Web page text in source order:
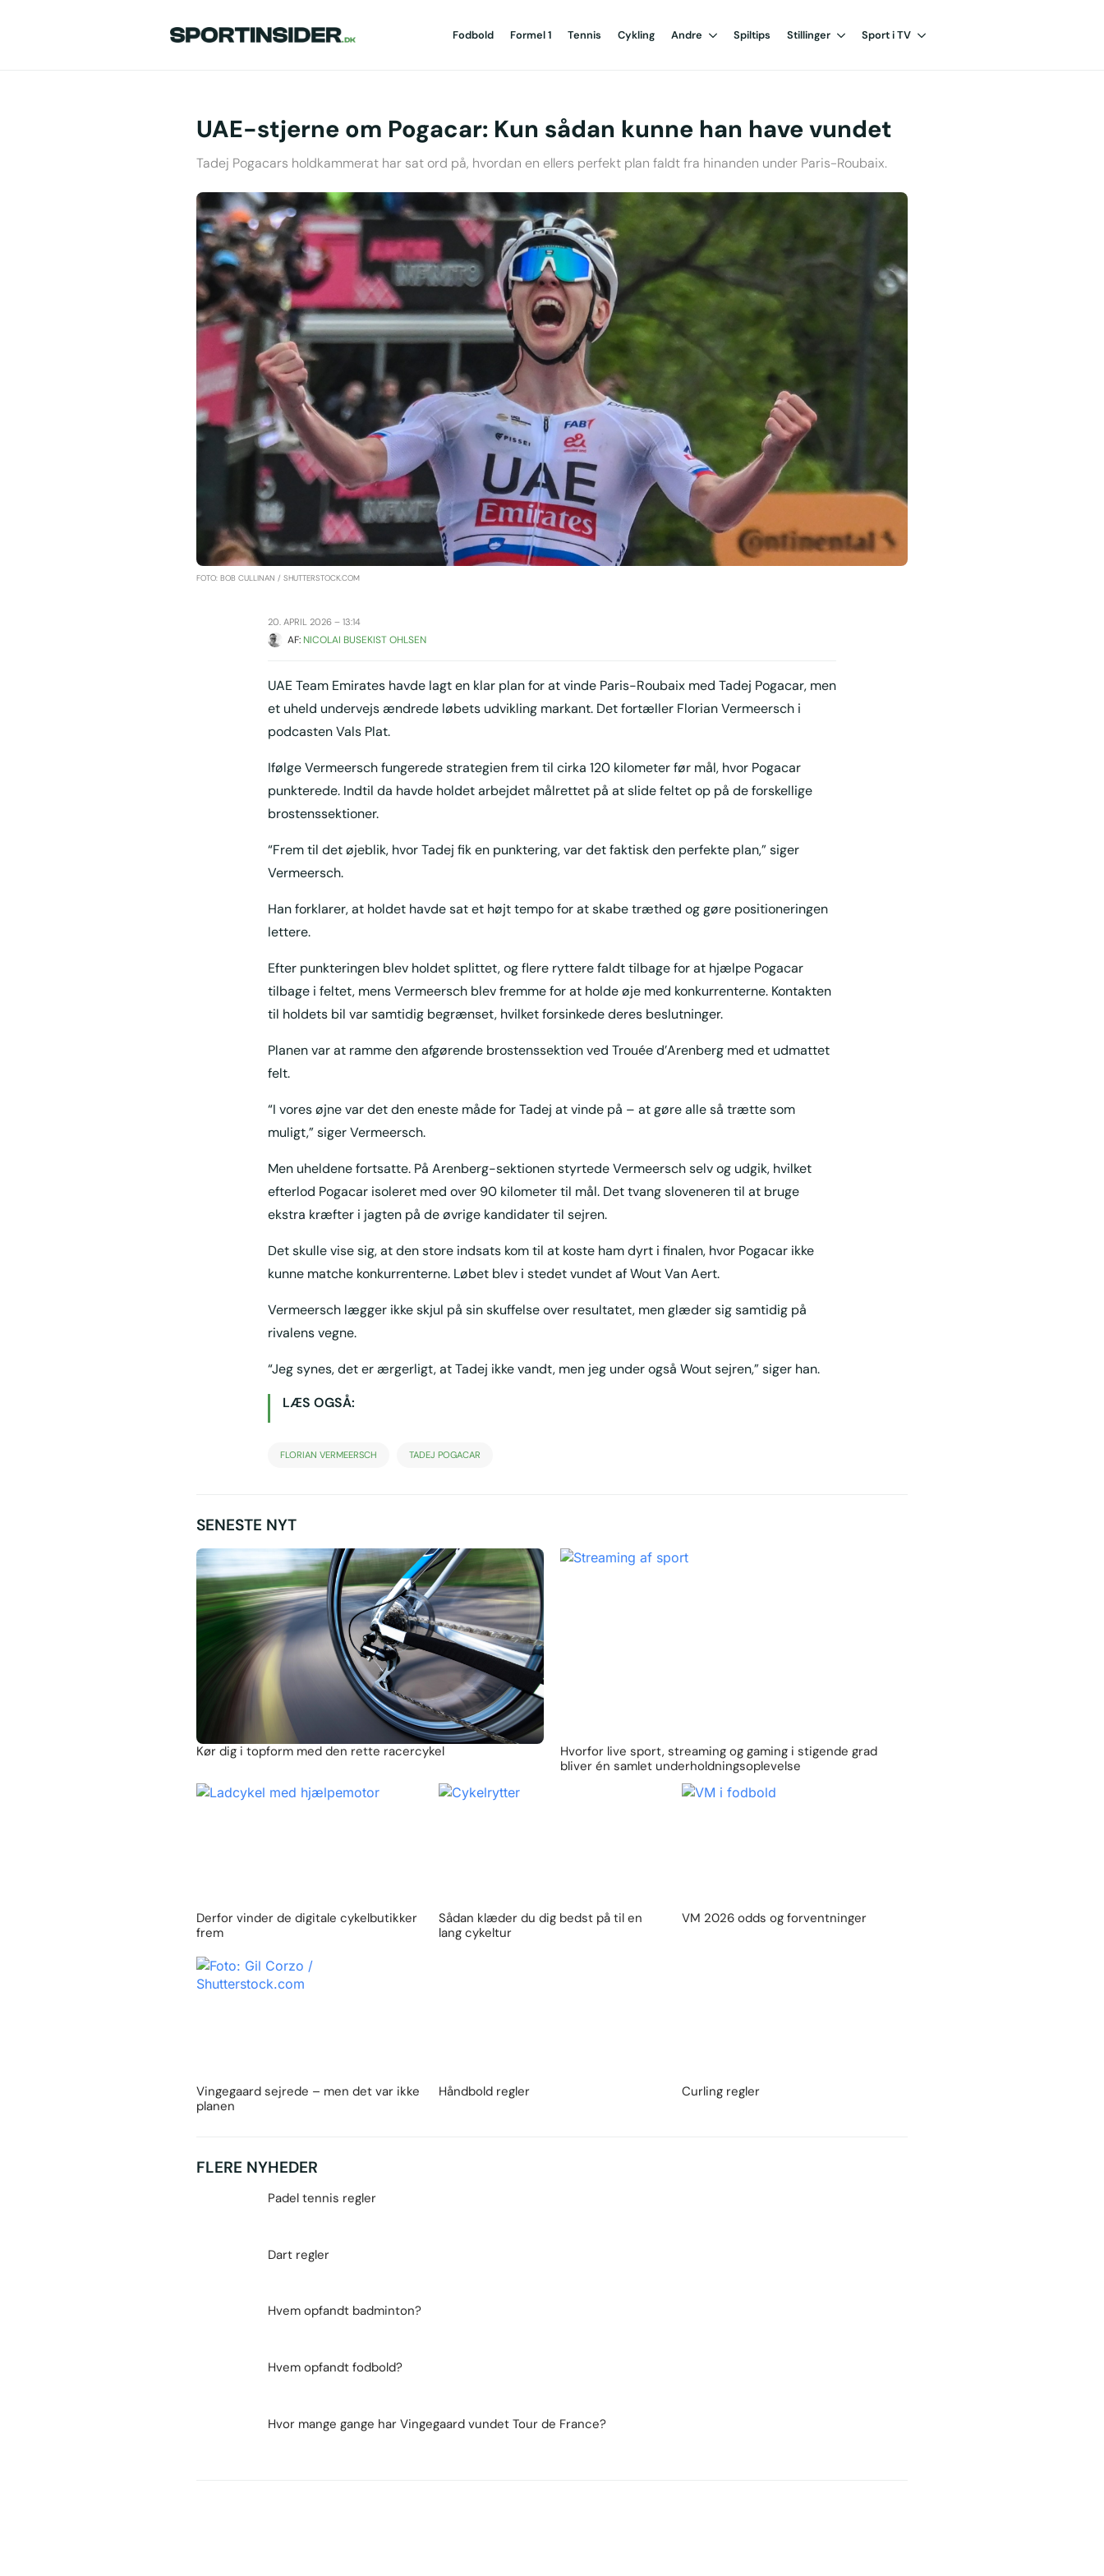
Fodbold Formel 1 Tennis Cykling Andre Spiltips Stillinger Sport i TV
UAE-stjerne om Pogacar: Kun sådan kunne han have vundet
Tadej Pogacars holdkammerat har sat ord på, hvordan en ellers perfekt plan faldt fra hinanden under Paris-Roubaix.
FOTO: BOB CULLINAN / SHUTTERSTOCK.COM
20. APRIL 2026 – 13:14
AF: NICOLAI BUSEKIST OHLSEN
UAE Team Emirates havde lagt en klar plan for at vinde Paris-Roubaix med Tadej Pogacar, men
et uheld undervejs ændrede løbets udvikling markant. Det fortæller Florian Vermeersch i
podcasten Vals Plat.
Ifølge Vermeersch fungerede strategien frem til cirka 120 kilometer før mål, hvor Pogacar
punkterede. Indtil da havde holdet arbejdet målrettet på at slide feltet op på de forskellige
brostenssektioner.
“Frem til det øjeblik, hvor Tadej fik en punktering, var det faktisk den perfekte plan,” siger
Vermeersch.
Han forklarer, at holdet havde sat et højt tempo for at skabe træthed og gøre positioneringen
lettere.
Efter punkteringen blev holdet splittet, og flere ryttere faldt tilbage for at hjælpe Pogacar
tilbage i feltet, mens Vermeersch blev fremme for at holde øje med konkurrenterne. Kontakten
til holdets bil var samtidig begrænset, hvilket forsinkede deres beslutninger.
Planen var at ramme den afgørende brostenssektion ved Trouée d’Arenberg med et udmattet
felt.
“I vores øjne var det den eneste måde for Tadej at vinde på – at gøre alle så trætte som
muligt,” siger Vermeersch.
Men uheldene fortsatte. På Arenberg-sektionen styrtede Vermeersch selv og udgik, hvilket
efterlod Pogacar isoleret med over 90 kilometer til mål. Det tvang sloveneren til at bruge
ekstra kræfter i jagten på de øvrige kandidater til sejren.
Det skulle vise sig, at den store indsats kom til at koste ham dyrt i finalen, hvor Pogacar ikke
kunne matche konkurrenterne. Løbet blev i stedet vundet af Wout Van Aert.
Vermeersch lægger ikke skjul på sin skuffelse over resultatet, men glæder sig samtidig på
rivalens vegne.
“Jeg synes, det er ærgerligt, at Tadej ikke vandt, men jeg under også Wout sejren,” siger han.
LÆS OGSÅ:
FLORIAN VERMEERSCH TADEJ POGACAR
SENESTE NYT
Kør dig i topform med den rette racercykel
Hvorfor live sport, streaming og gaming i stigende grad
bliver én samlet underholdningsoplevelse
Derfor vinder de digitale cykelbutikker
frem
Sådan klæder du dig bedst på til en
lang cykeltur
VM 2026 odds og forventninger
Vingegaard sejrede – men det var ikke
planen
Håndbold regler Curling regler
FLERE NYHEDER
Padel tennis regler
Dart regler
Hvem opfandt badminton?
Hvem opfandt fodbold?
Hvor mange gange har Vingegaard vundet Tour de France?